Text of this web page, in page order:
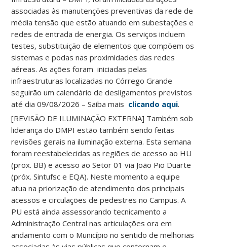
associadas às manutenções preventivas da rede de
média tensão que estão atuando em subestações e
redes de entrada de energia. Os serviços incluem
testes, substituição de elementos que compõem os
sistemas e podas nas proximidades das redes
aéreas. As ações foram iniciadas pelas
infraestruturas localizadas no Córrego Grande
seguirão um calendário de desligamentos previstos
até dia 09/08/2026 – Saiba mais clicando aqui.
[REVISÃO DE ILUMINAÇÃO EXTERNA] Também sob
liderança do DMPI estão também sendo feitas
revisões gerais na iluminação externa. Esta semana
foram reestabelecidas as regiões de acesso ao HU
(prox. BB) e acesso ao Setor 01 via João Pio Duarte
(próx. Sintufsc e EQA). Neste momento a equipe
atua na priorização de atendimento dos principais
acessos e circulações de pedestres no Campus. A
PU está ainda assessorando tecnicamento a
Administração Central nas articulações ora em
andamento com o Município no sentido de melhorias